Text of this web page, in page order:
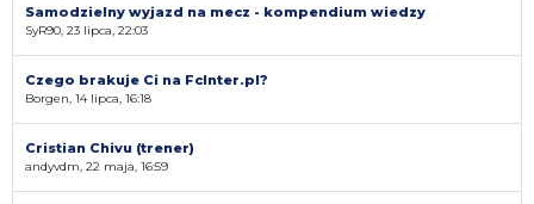
Samodzielny wyjazd na mecz - kompendium wiedzy
SyR90, 23 lipca, 22:03
Czego brakuje Ci na FcInter.pl?
Borgen, 14 lipca, 16:18
Cristian Chivu (trener)
andyvdm, 22 maja, 16:59